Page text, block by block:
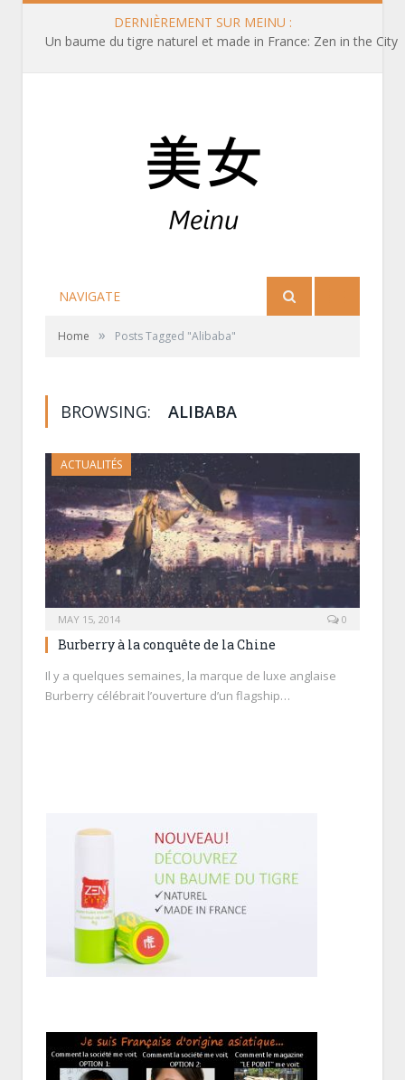
DERNIÈREMENT SUR MEINU :
Un baume du tigre naturel et made in France: Zen in the City
NAVIGATE
Home » Posts Tagged "Alibaba"
BROWSING: ALIBABA
ACTUALITÉS
MAY 15, 2014 0
Burberry à la conquête de la Chine
Il y a quelques semaines, la marque de luxe anglaise
Burberry célébrait l’ouverture d’un flagship…